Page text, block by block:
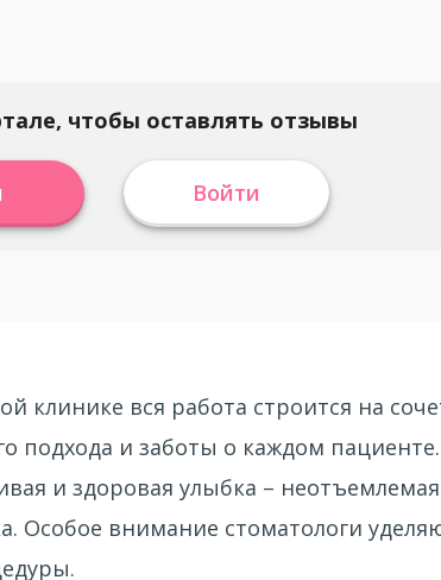
чтобы оставлять отзывы
Войти
клинике вся работа строится на
подхода и заботы о каждом
и здоровая улыбка –
Особое внимание стоматологи